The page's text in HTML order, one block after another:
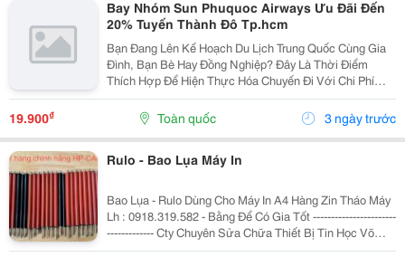
Bay Nhóm Sun Phuquoc Airways Ưu Đãi Đến
20% Tuyến Thành Đô Tp.hcm
Bạn Đang Lên Kế Hoạch Du Lịch Trung Quốc Cùng Gia
Đình, Bạn Bè Hay Đồng Nghiệp? Đây Là Thời Điểm
Thích Hợp Để Hiện Thực Hóa Chuyến Đi Với Chi Phí
Tiết Kiệm Hơn. Sun Phuquoc Airways Triển Khai
Chương Trình Ưu Đãi Bay Nhóm Lên Đến 20% Trên
Đường Bay...
19.900₫ Toàn quốc 3 ngày trước
Rulo - Bao Lụa Máy In
Bao Lụa - Rulo Dùng Cho Máy In A4 Hàng Zin Tháo Máy
Lh : 0918.319.582 - Bằng Để Có Gia Tốt -----------------------
------------- Cty Chuyên Sửa Chữa Thiết Bị Tin Học Võ
Nguyễn Đc : 114/1 Tân Sơn Nhì, P.tân Sơn Nhì, Tp.hcm